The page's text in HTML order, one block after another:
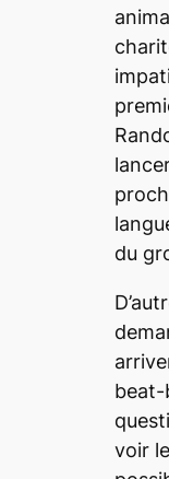
du
beat-
voir